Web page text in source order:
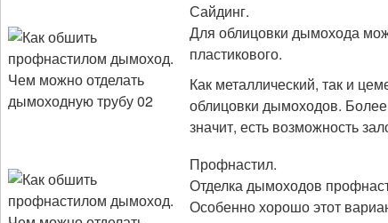
Сайдинг.
Для облицовки дымохода
пластикового.
Как металлический, так и
облицовки дымоходов.
значит, есть возможность
Профнастил.
Отделка дымоходов
Особенно хорошо этот